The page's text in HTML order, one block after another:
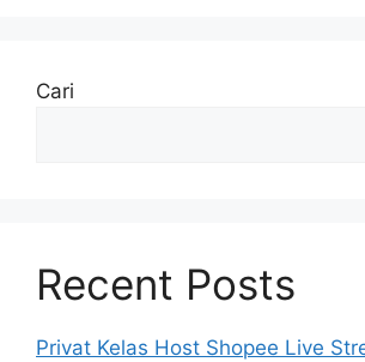
Cari
Recent Posts
Privat Kelas Host Shopee Live